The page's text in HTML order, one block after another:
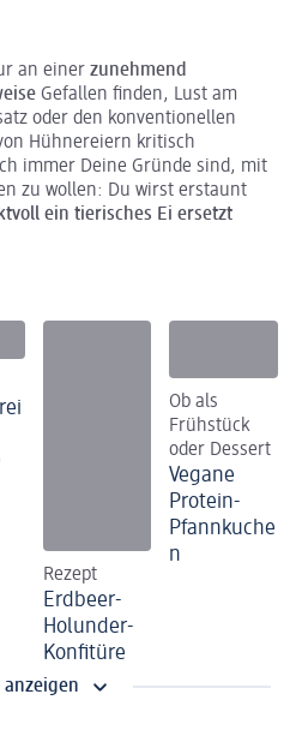
an einer zunehmend
Gefallen finden, Lust am
oder den konventionellen
Hühnereiern kritisch
immer Deine Gründe sind, mit
zu wollen: Du wirst erstaunt
ein tierisches Ei ersetzt
Rezept
Erdbeer-
Holunder-
Konfitüre
Ob als
Frühstück
oder Dessert
Vegane
Protein-
Pfannkuche
n
anzeigen